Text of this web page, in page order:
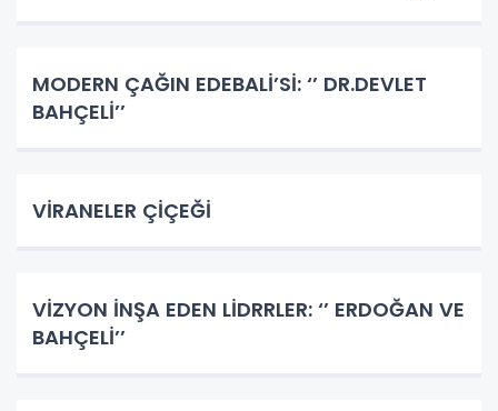
MODERN ÇAĞIN EDEBALİ’Sİ: ‘’ DR.DEVLET
BAHÇELİ’’
VİRANELER ÇİÇEĞİ
VİZYON İNŞA EDEN LİDRRLER: ‘’ ERDOĞAN VE
BAHÇELİ’’